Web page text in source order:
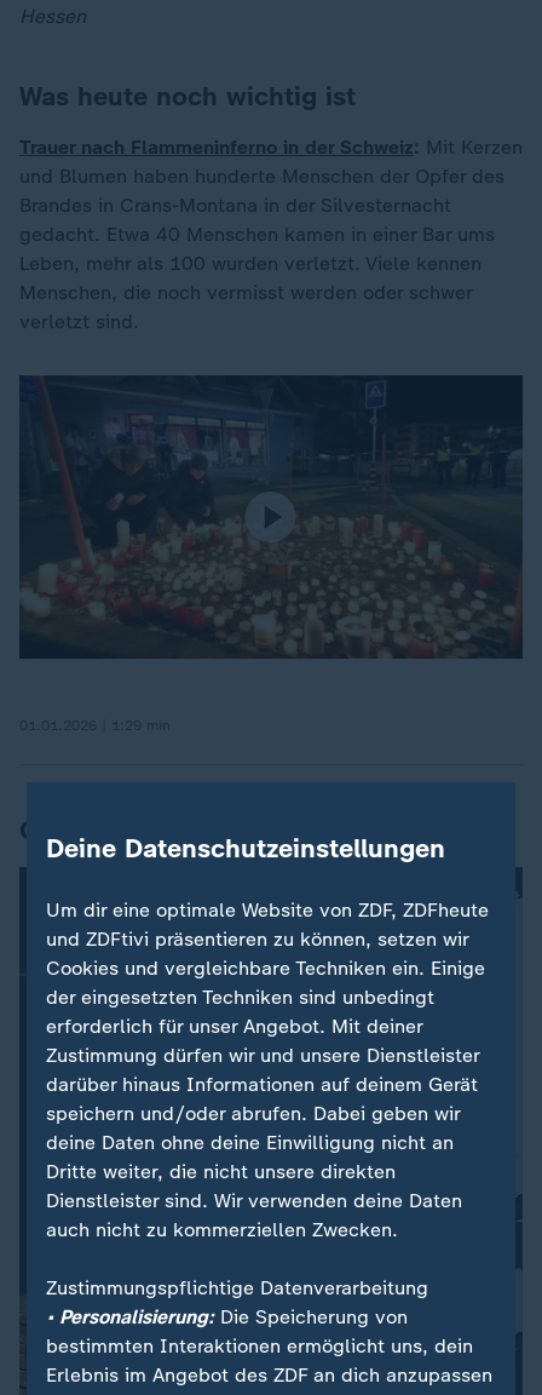
Hessen
Was heute noch wichtig ist
Trauer nach Flammeninferno in der Schweiz: Mit Kerzen
und Blumen haben hunderte Menschen der Opfer des
Brandes in Crans-Montana in der Silvesternacht
gedacht. Etwa 40 Menschen kamen in einer Bar ums
Leben, mehr als 100 wurden verletzt. Viele kennen
Menschen, die noch vermisst werden oder schwer
verletzt sind.
Grafik des Tages
Deine Datenschutzeinstellungen
Um dir eine optimale Website von ZDF, ZDFheute
und ZDFtivi präsentieren zu können, setzen wir
Cookies und vergleichbare Techniken ein. Einige
der eingesetzten Techniken sind unbedingt
erforderlich für unser Angebot. Mit deiner
Zustimmung dürfen wir und unsere Dienstleister
darüber hinaus Informationen auf deinem Gerät
speichern und/oder abrufen. Dabei geben wir
deine Daten ohne deine Einwilligung nicht an
Dritte weiter, die nicht unsere direkten
Dienstleister sind. Wir verwenden deine Daten
auch nicht zu kommerziellen Zwecken.
Zustimmungspflichtige Datenverarbeitung
• Personalisierung:Die Speicherung von
bestimmten Interaktionen ermöglicht uns, dein
Erlebnis im Angebot des ZDF an dich anzupassen